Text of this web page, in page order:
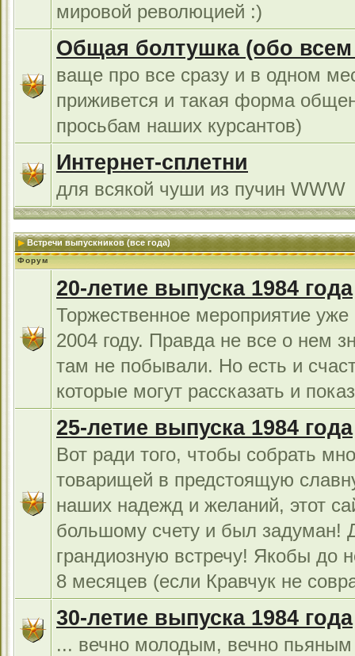
мировой революцией :)
Общая болтушка (обо всем
ваще про все сразу и в одном
приживется и такая форма
просьбам наших курсантов)
Интернет-сплетни
для всякой чуши из пучин WWW
Встречи выпускников (все года)
Форум
20-летие выпуска 1984 года
Торжественное мероприятие уже
2004 году. Правда не все о нем
там не побывали. Но есть и
которые могут рассказать и
25-летие выпуска 1984 года
Вот ради того, чтобы собрать
товарищей в предстоящую
наших надежд и желаний, этот
большому счету и был задуман!
грандиозную встречу! Якобы до
8 месяцев (если Кравчук не
30-летие выпуска 1984 года
... вечно молодым, вечно